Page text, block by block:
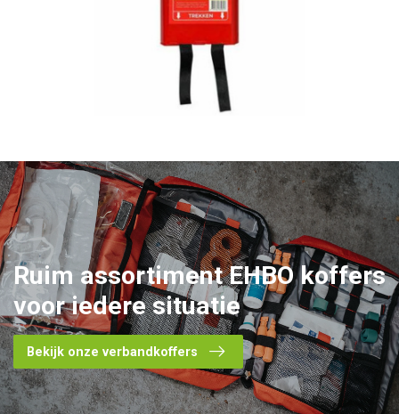
Ruim assortimentEHBO koffers
voor iedere situatie
Bekijk onze verbandkoffers